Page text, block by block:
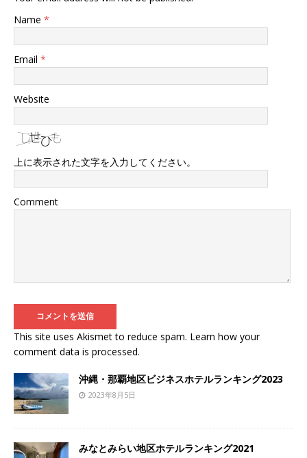
Name *
Email *
Website
上に表示された文字を入力してください。
Comment
This site uses Akismet to reduce spam. Learn how your
comment data is processed.
沖縄・那覇地区ビジネスホテルランキング2023
2023年8月5日
みなとみらい地区ホテルランキング2021